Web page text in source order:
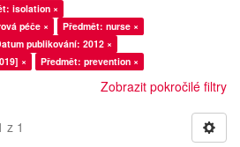
isolation ×
péče ×
Předmět: nurse ×
publikování: 2012 ×
×
Předmět: prevention ×
Zobrazit pokročilé filtry
z 1